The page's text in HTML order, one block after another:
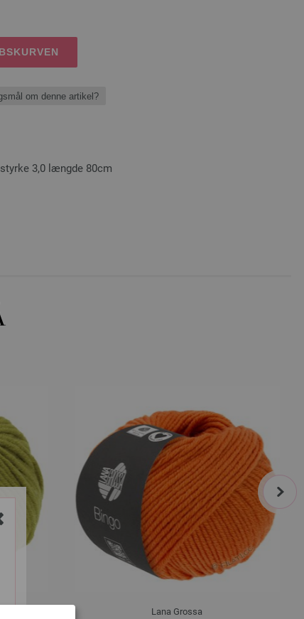
om denne artikel?
3,0 længde 80cm
Lana Grossa
next